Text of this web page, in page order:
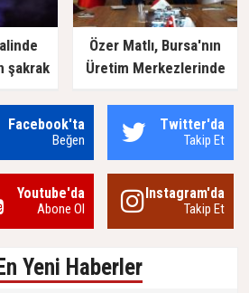
şakrak
Özer Matlı, Bursa'nın
Üretim Merkezlerinde
Facebook'ta
Beğen
Twitter'da
Takip Et
Youtube'da
Abone Ol
Instagram'da
Takip Et
En Yeni Haberler